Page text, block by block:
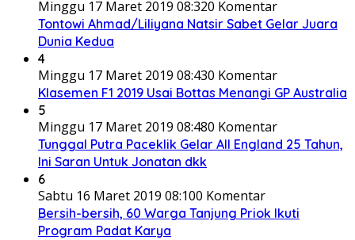
Minggu 17 Maret 2019 08:320 Komentar
Tontowi Ahmad/Liliyana Natsir Sabet Gelar Juara
Dunia Kedua
4
Minggu 17 Maret 2019 08:430 Komentar
Klasemen F1 2019 Usai Bottas Menangi GP Australia
5
Minggu 17 Maret 2019 08:480 Komentar
Tunggal Putra Paceklik Gelar All England 25 Tahun,
Ini Saran Untuk Jonatan dkk
6
Sabtu 16 Maret 2019 08:100 Komentar
Bersih-bersih, 60 Warga Tanjung Priok Ikuti
Program Padat Karya